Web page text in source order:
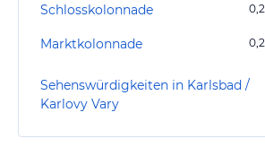
Schlosskolonnade 0,2
Marktkolonnade 0,2
Sehenswürdigkeiten in Karlsbad /
Karlovy Vary